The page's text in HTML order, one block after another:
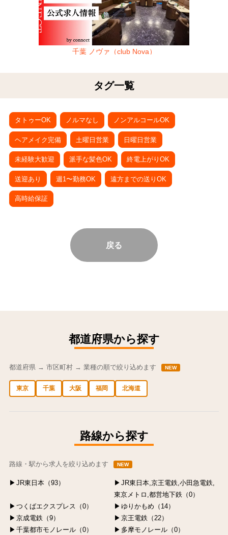
千葉 ノヴァ（club Nova）
タグ一覧
タトゥーOK ノルマなし ノンアルコールOK
ヘアメイク完備 土曜日営業 日曜日営業
未経験大歓迎 派手な髪色OK 終電上がりOK
送迎あり 週1〜勤務OK 遠方までの送りOK
高時給保証
戻る
都道府県から探す
都道府県 → 市区町村 → 業種の順で絞り込めます NEW
東京 千葉 大阪 福岡 北海道
路線から探す
路線・駅から求人を絞り込めます NEW
JR東日本（93）
JR東日本,京王電鉄,小田急電鉄,
東京メトロ,都営地下鉄（0）
つくばエクスプレス（0）
ゆりかもめ（14）
京成電鉄（9）
京王電鉄（22）
千葉都市モノレール（0）
多摩モノレール（0）